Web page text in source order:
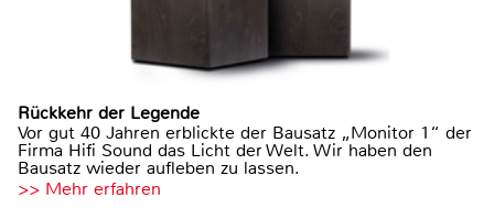
Rückkehr der Legende
Vor gut 40 Jahren erblickte der Bausatz „Monitor 1“ der
Firma Hifi Sound das Licht der Welt. Wir haben den
Bausatz wieder aufleben zu lassen.
>> Mehr erfahren